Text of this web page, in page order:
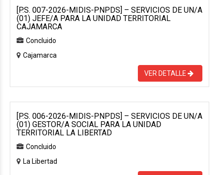
[P.S. 007-2026-MIDIS-PNPDS] – SERVICIOS DE UN/A
(01) JEFE/A PARA LA UNIDAD TERRITORIAL
CAJAMARCA
Concluido
Cajamarca
VER DETALLE
[P.S. 006-2026-MIDIS-PNPDS] – SERVICIOS DE UN/A
(01) GESTOR/A SOCIAL PARA LA UNIDAD
TERRITORIAL LA LIBERTAD
Concluido
La Libertad